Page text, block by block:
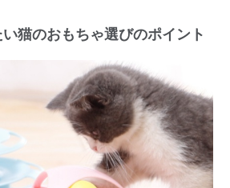
猫のおもちゃ選びのポイント